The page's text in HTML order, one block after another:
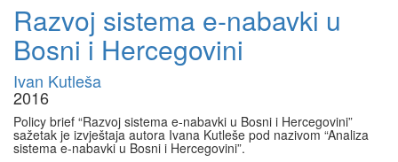
Razvoj sistema e-nabavki u
Bosni i Hercegovini
Ivan Kutleša
2016
Policy brief “Razvoj sistema e-nabavki u Bosni i Hercegovini”
sažetak je izvještaja autora Ivana Kutleše pod nazivom “Analiza
sistema e-nabavki u Bosni i Hercegovini”.